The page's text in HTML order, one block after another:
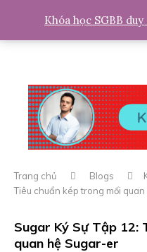
Trang chủ Blogs
Tiêu chuẩn kép trong mối
Sugar Ký Sự Tập 12:
quan hệ Sugar-er
Khóa học SGBB